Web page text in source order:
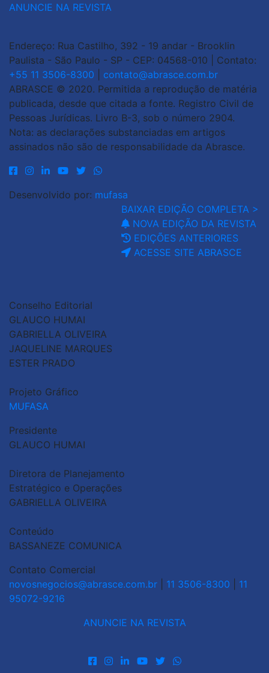
ANUNCIE NA REVISTA
Endereço: Rua Castilho, 392 - 19 andar - Brooklin
Paulista - São Paulo - SP - CEP: 04568-010 | Contato:
+55 11 3506-8300
contato@abrasce.com.br
ABRASCE © 2020. Permitida a reprodução de matéria
publicada, desde que citada a fonte. Registro Civil de
Pessoas Jurídicas. Livro B-3, sob o número 2904.
Nota: as declarações substanciadas em artigos
assinados não são de responsabilidade da Abrasce.
Desenvolvido por: mufasa
BAIXAR EDIÇÃO COMPLETA >
NOVA EDIÇÃO DA REVISTA
EDIÇÕES ANTERIORES
ACESSE SITE ABRASCE
Conselho Editorial
GLAUCO HUMAI
GABRIELLA OLIVEIRA
JAQUELINE MARQUES
ESTER PRADO
Projeto Gráfico
MUFASA
Presidente
GLAUCO HUMAI
Diretora de Planejamento
Estratégico e Operações
GABRIELLA OLIVEIRA
Conteúdo
BASSANEZE COMUNICA
Contato Comercial
novosnegocios@abrasce.com.br
11 3506-8300
11
95072-9216
ANUNCIE NA REVISTA